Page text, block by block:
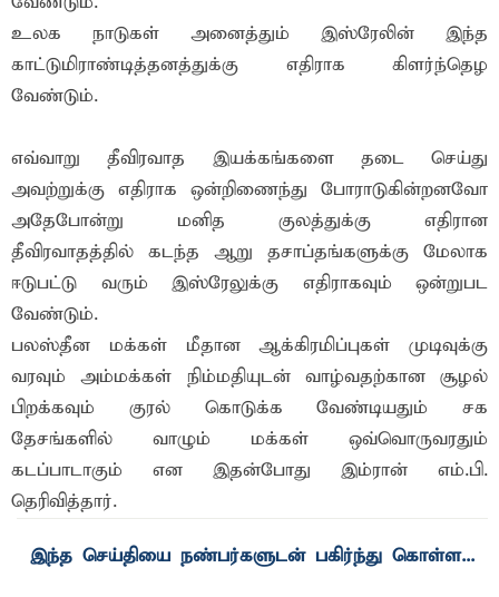
உலக நாடுகள் அனைத்தும் இஸ்ரேலின் இந்த
காட்டுமிராண்டித்தனத்துக்கு எதிராக கிளர்ந்தெழ
வேண்டும்.
எவ்வாறு தீவிரவாத இயக்கங்களை தடை செய்து
அவற்றுக்கு எதிராக ஒன்றிணைந்து போராடுகின்றனவோ
அதேபோன்று மனித குலத்துக்கு எதிரான
தீவிரவாதத்தில் கடந்த ஆறு தசாப்தங்களுக்கு மேலாக
ஈடுபட்டு வரும் இஸ்ரேலுக்கு எதிராகவும் ஒன்றுபட
வேண்டும்.
பலஸ்தீன மக்கள் மீதான ஆக்கிரமிப்புகள் முடிவுக்கு
வரவும் அம்மக்கள் நிம்மதியுடன் வாழ்வதற்கான சூழல்
பிறக்கவும் குரல் கொடுக்க வேண்டியதும் சக
தேசங்களில் வாழும் மக்கள் ஒவ்வொருவரதும்
கடப்பாடாகும் என இதன்போது இம்ரான் எம்.பி.
தெரிவித்தார்.
இந்த செய்தியை நண்பர்களுடன் பகிர்ந்து கொள்ள...